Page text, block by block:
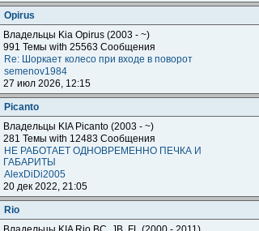
Opirus
Владельцы Kia Opirus (2003 - ~)
991 Темы with 25563 Сообщения
Re: Шоркает колесо при входе в поворот
semenov1984
27 июл 2026, 12:15
Piсanto
Владельцы KIA Piсanto (2003 - ~)
281 Темы with 12483 Сообщения
НЕ РАБОТАЕТ ОДНОВРЕМЕННО ПЕЧКА И
ГАБАРИТЫ
AlexDiDi2005
20 дек 2022, 21:05
Rio